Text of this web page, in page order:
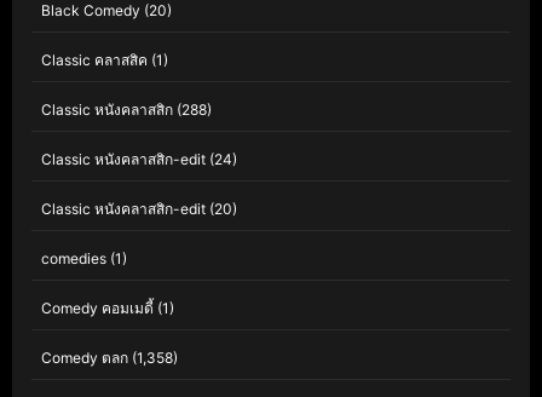
Black Comedy (20)
Classic คลาสสิค (1)
Classic หนังคลาสสิก (288)
Classic หนังคลาสสิก-edit (24)
Classic หนังคลาสสิก-edit (20)
comedies (1)
Comedy คอมเมดี้ (1)
Comedy ตลก (1,358)